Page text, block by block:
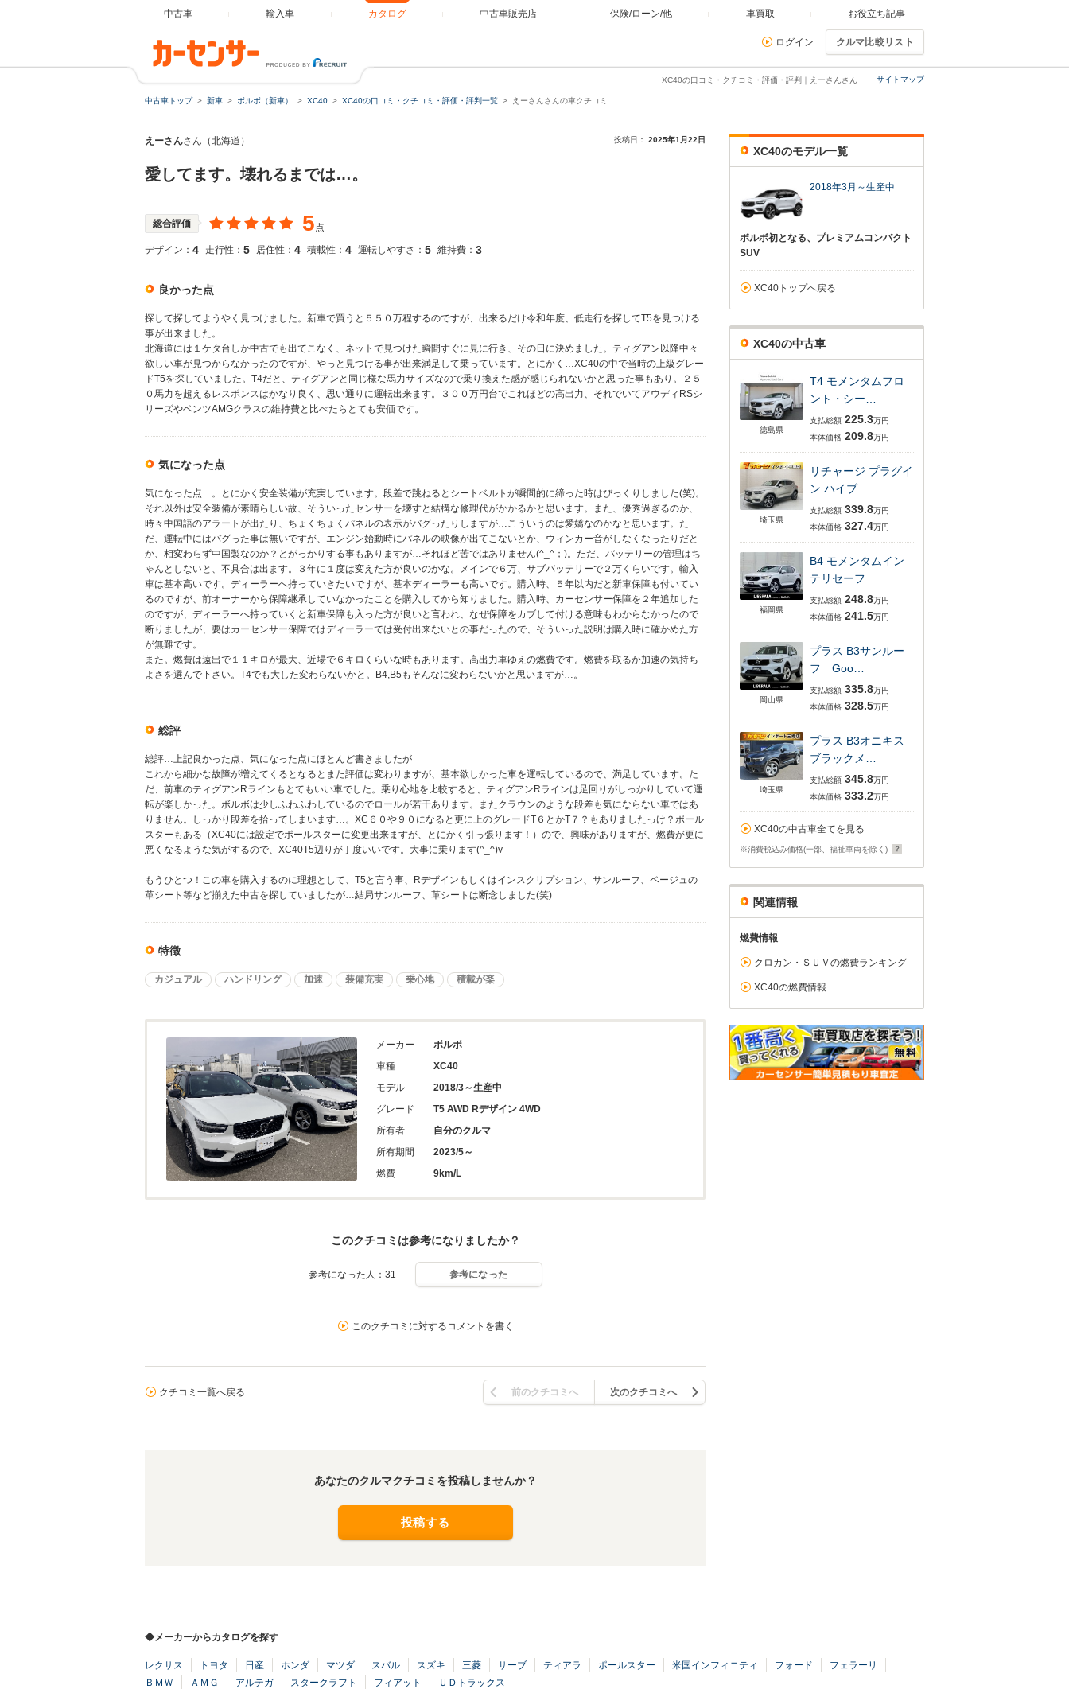
中古車 輸入車 カタログ 中古車販売店 保険/ローン/他 車買取 お役立ち記事
ログイン クルマ比較リスト
サイトマップ
XC40の口コミ・クチコミ・評価・評判｜えーさんさん
中古車トップ 新車 ボルボ（新車） XC40 XC40の口コミ・クチコミ・評価・評判一覧 えーさんさんの車クチコミ
えーさんさん（北海道） 投稿日： 2025年1月22日
愛してます。壊れるまでは…。
総合評価 5点
デザイン： 4 走行性： 5 居住性： 4 積載性： 4 運転しやすさ： 5 維持費： 3
良かった点
探して探してようやく見つけました。新車で買うと５５０万程するのですが、出来るだけ令和年度、低走行を探してT5を見つける
事が出来ました。
北海道には１ケタ台しか中古でも出てこなく、ネットで見つけた瞬間すぐに見に行き、その日に決めました。ティグアン以降中々
欲しい車が見つからなかったのですが、やっと見つける事が出来満足して乗っています。とにかく…XC40の中で当時の上級グレー
ドT5を探していました。T4だと、ティグアンと同じ様な馬力サイズなので乗り換えた感が感じられないかと思った事もあり。２５
０馬力を超えるレスポンスはかなり良く、思い通りに運転出来ます。３００万円台でこれほどの高出力、それでいてアウディRSシ
リーズやベンツAMGクラスの維持費と比べたらとても安価です。
気になった点
気になった点…。とにかく安全装備が充実しています。段差で跳ねるとシートベルトが瞬間的に締った時はびっくりしました(笑)。
それ以外は安全装備が素晴らしい故、そういったセンサーを壊すと結構な修理代がかかるかと思います。また、優秀過ぎるのか、
時々中国語のアラートが出たり、ちょくちょくパネルの表示がバグったりしますが…こういうのは愛嬌なのかなと思います。た
だ、運転中にはバグった事は無いですが、エンジン始動時にパネルの映像が出てこないとか、ウィンカー音がしなくなったりだと
か、相変わらず中国製なのか？とがっかりする事もありますが…それほど苦ではありません(^_^；)。ただ、バッテリーの管理はち
ゃんとしないと、不具合は出ます。３年に１度は変えた方が良いのかな。メインで６万、サブバッテリーで２万くらいです。輸入
車は基本高いです。ディーラーへ持っていきたいですが、基本ディーラーも高いです。購入時、５年以内だと新車保障も付いてい
るのですが、前オーナーから保障継承していなかったことを購入してから知りました。購入時、カーセンサー保障を２年追加した
のですが、ディーラーへ持っていくと新車保障も入った方が良いと言われ、なぜ保障をカブして付ける意味もわからなかったので
断りましたが、要はカーセンサー保障ではディーラーでは受付出来ないとの事だったので、そういった説明は購入時に確かめた方
が無難です。
また。燃費は遠出で１１キロが最大、近場で６キロくらいな時もあります。高出力車ゆえの燃費です。燃費を取るか加速の気持ち
よさを選んで下さい。T4でも大した変わらないかと。B4,B5もそんなに変わらないかと思いますが…。
総評
総評…上記良かった点、気になった点にほとんど書きましたが
これから細かな故障が増えてくるとなるとまた評価は変わりますが、基本欲しかった車を運転しているので、満足しています。た
だ、前車のティグアンRラインもとてもいい車でした。乗り心地を比較すると、ティグアンRラインは足回りがしっかりしていて運
転が楽しかった。ボルボは少しふわふわしているのでロールが若干あります。またクラウンのような段差も気にならない車ではあ
りません。しっかり段差を拾ってしまいます…。XC６０や９０になると更に上のグレードT６とかT７？もありましたっけ？ポール
スターもある（XC40には設定でポールスターに変更出来ますが、とにかく引っ張ります！）ので、興味がありますが、燃費が更に
悪くなるような気がするので、XC40T5辺りが丁度いいです。大事に乗ります(^_^)v
もうひとつ！この車を購入するのに理想として、T5と言う事、Rデザインもしくはインスクリプション、サンルーフ、ベージュの
革シート等など揃えた中古を探していましたが…結局サンルーフ、革シートは断念しました(笑)
特徴
カジュアル ハンドリング 加速 装備充実 乗心地 積載が楽
メーカー
ボルボ
車種
XC40
モデル
2018/3～生産中
グレード
T5 AWD Rデザイン 4WD
所有者
自分のクルマ
所有期間
2023/5～
燃費
9km/L
このクチコミは参考になりましたか？
参考になった人：31 参考になった
このクチコミに対するコメントを書く
クチコミ一覧へ戻る 前のクチコミへ 次のクチコミへ
あなたのクルマクチコミを投稿しませんか？
投稿する
XC40のモデル一覧
2018年3月～生産中
ボルボ初となる、プレミアムコンパクト
SUV
XC40トップへ戻る
XC40の中古車
徳島県
T4 モメンタムフロ
ント・シー…
支払総額 225.3万円
本体価格 209.8万円
埼玉県
リチャージ プラグイ
ン ハイブ…
支払総額 339.8万円
本体価格 327.4万円
福岡県
B4 モメンタムイン
テリセーフ…
支払総額 248.8万円
本体価格 241.5万円
岡山県
プラス B3サンルー
フ Goo…
支払総額 335.8万円
本体価格 328.5万円
埼玉県
プラス B3オニキス
ブラックメ…
支払総額 345.8万円
本体価格 333.2万円
XC40の中古車全てを見る
※消費税込み価格(一部、福祉車両を除く)
関連情報
燃費情報
クロカン・ＳＵＶの燃費ランキング
XC40の燃費情報
◆メーカーからカタログを探す
レクサス トヨタ 日産 ホンダ マツダ スバル スズキ 三菱 サーブ ティアラ ポールスター 米国インフィニティ フォード
フェラーリ
ＢＭＷ
ＡＭＧ アルテガ スタークラフト フィアット ＵＤトラックス